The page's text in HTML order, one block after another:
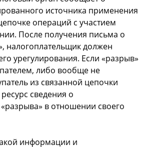
источника применения
операций с участием
После получения письма о
налогоплательщик должен
урегулирования. Если «разрыв»
либо вообще не
из связанной цепочки
сведения о
в отношении своего
информации и